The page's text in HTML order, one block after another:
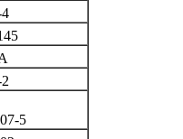
5